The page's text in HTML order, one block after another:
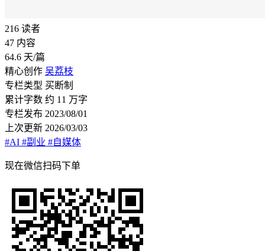
216 读者
47 内容
64.6 天/篇
精心创作 吴荔枝
专栏类型 买断制
累计字数 约 11 万字
专栏发布 2023/08/01
上次更新 2026/03/03
#AI #副业 #自媒体
现在微信扫码下单